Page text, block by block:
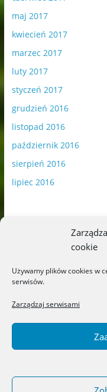
cookie
Używamy plików cookies w
serwisów.
Zarządzaj serwisami
maj 2017
kwiecień 2017
marzec 2017
luty 2017
styczeń 2017
grudzień 2016
listopad 2016
październik 2016
sierpień 2016
lipiec 2016
recenzje i